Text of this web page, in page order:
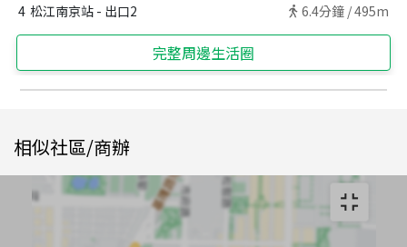
4 松江南京站 - 出口2 6.4分鐘 /495m
完整周邊生活圈
相似社區/商辦